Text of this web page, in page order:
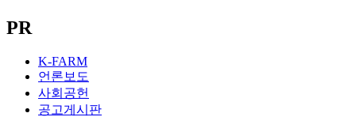
PR
K-FARM
언론보도
사회공헌
공고게시판